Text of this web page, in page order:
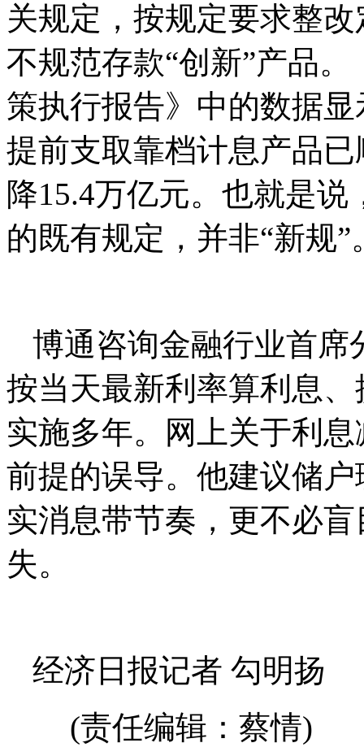
关规定，按规定要求整
不规范存款“创新”产品
策执行报告》中的数据
提前支取靠档计息产品
降15.4万亿元。也就是
的既有规定，并非“新规”
博通咨询金融行业首席
按当天最新利率算利息
实施多年。网上关于利
前提的误导。他建议储
实消息带节奏，更不必
失。
经济日报记者 勾明扬
(责任编辑：蔡情)